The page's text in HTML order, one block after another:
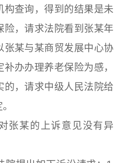
构查询，得到的结果是未
险，请求法院看到张某年
张某与某商贸发展中心协
办办理养老保险为感，
的，请求中级人民法院给
某的上诉意见没有异